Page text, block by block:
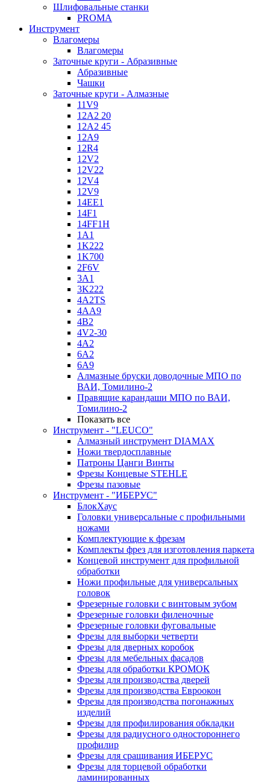
Шлифовальные станки
PROMA
Инструмент
Влагомеры
Влагомеры
Заточные круги - Абразивные
Абразивные
Чашки
Заточные круги - Алмазные
11V9
12A2 20
12A2 45
12A9
12R4
12V2
12V22
12V4
12V9
14EE1
14F1
14FF1H
1A1
1K222
1K700
2F6V
3A1
3K222
4A2TS
4AA9
4B2
4V2-30
4А2
6A2
6A9
Алмазные бруски доводочные МПО по
ВАИ, Томилино-2
Правящие карандаши МПО по ВАИ,
Томилино-2
Показать все
Инструмент - "LEUCO"
Алмазный инструмент DIAMAX
Ножи твердосплавные
Патроны Цанги Винты
Фрезы Концевые STEHLE
Фрезы пазовые
Инструмент - "ИБЕРУС"
БлокХаус
Головки универсальные с профильными
ножами
Комплектующие к фрезам
Комплекты фрез для изготовления паркета
Концевой инструмент для профильной
обработки
Ножи профильные для универсальных
головок
Фрезерные головки с винтовым зубом
Фрезерные головки филеночные
Фрезерные головки фуговальные
Фрезы для выборки четверти
Фрезы для дверных коробок
Фрезы для мебельных фасадов
Фрезы для обработки КРОМОК
Фрезы для производства дверей
Фрезы для производства Евроокон
Фрезы для производства погонажных
изделий
Фрезы для профилирования обкладки
Фрезы для радиусного одностороннего
профилир
Фрезы для сращивания ИБЕРУС
Фрезы для торцевой обработки
ламинированных